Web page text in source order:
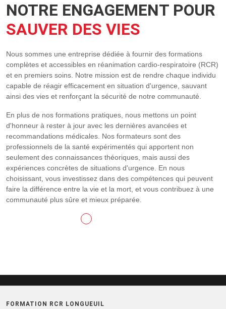
NOTRE ENGAGEMENT POUR
SAUVER DES VIES
Nous sommes une entreprise dédiée à fournir des formations
complètes et accessibles en réanimation cardio-respiratoire (RCR)
et en premiers soins. Notre mission est de rendre chaque individu
capable de réagir efficacement en situation d'urgence, sauvant
ainsi des vies et renforçant la sécurité de notre communauté.
En plus de nos formations pratiques, nous mettons un point
d'honneur à rester à jour avec les dernières avancées et
recommandations médicales. Nos formateurs sont des
professionnels de la santé expérimentés qui apportent non
seulement des connaissances théoriques, mais aussi des
expériences concrètes de situations d'urgence. En nous
choisissant, vous investissez dans des compétences qui peuvent
faire la différence entre la vie et la mort, et vous contribuez à une
communauté plus sûre et mieux préparée.
FORMATION RCR LONGUEUIL